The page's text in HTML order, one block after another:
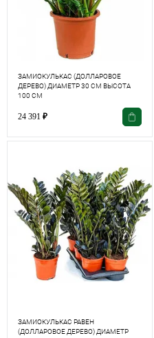
ЗАМИОКУЛЬКАС (ДОЛЛАРОВОЕ
ДЕРЕВО) ДИАМЕТР 30 СМ ВЫСОТА
100 СМ
24 391 ₽
ЗАМИОКУЛЬКАС РАВЕН
(ДОЛЛАРОВОЕ ДЕРЕВО) ДИАМЕТР